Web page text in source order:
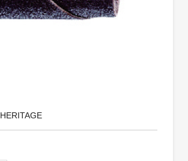
HERITAGE